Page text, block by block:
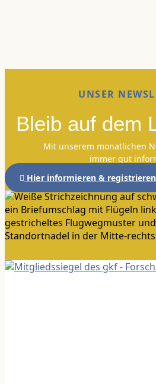
UNSER
Bleib auf dem
Mit unserem monatlichen
immer gut
Hier informieren &